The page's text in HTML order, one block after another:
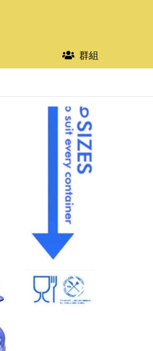
群組